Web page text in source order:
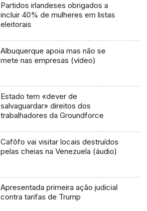
Partidos irlandeses obrigados a
incluir 40% de mulheres em listas
eleitorais
Albuquerque apoia mas não se
mete nas empresas (vídeo)
Estado tem «dever de
salvaguardar» direitos dos
trabalhadores da Groundforce
Cafôfo vai visitar locais destruídos
pelas cheias na Venezuela (áudio)
Apresentada primeira ação judicial
contra tarifas de Trump